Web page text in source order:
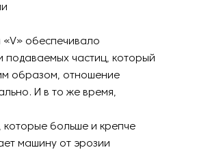
обеспечивало
подаваемых частиц, который
образом, отношение
И в то же время,
которые больше и крепче
машину от эрозии